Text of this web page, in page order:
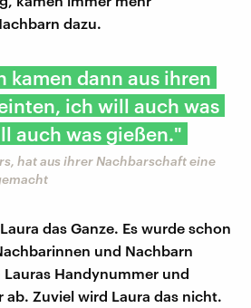
dazu.
kamen dann aus ihren
ich will auch was
auch was gießen."
hat aus ihrer Nachbarschaft eine
das Ganze. Es wurde schon
und Nachbarn
Handynummer und
Zuviel wird Laura das nicht.